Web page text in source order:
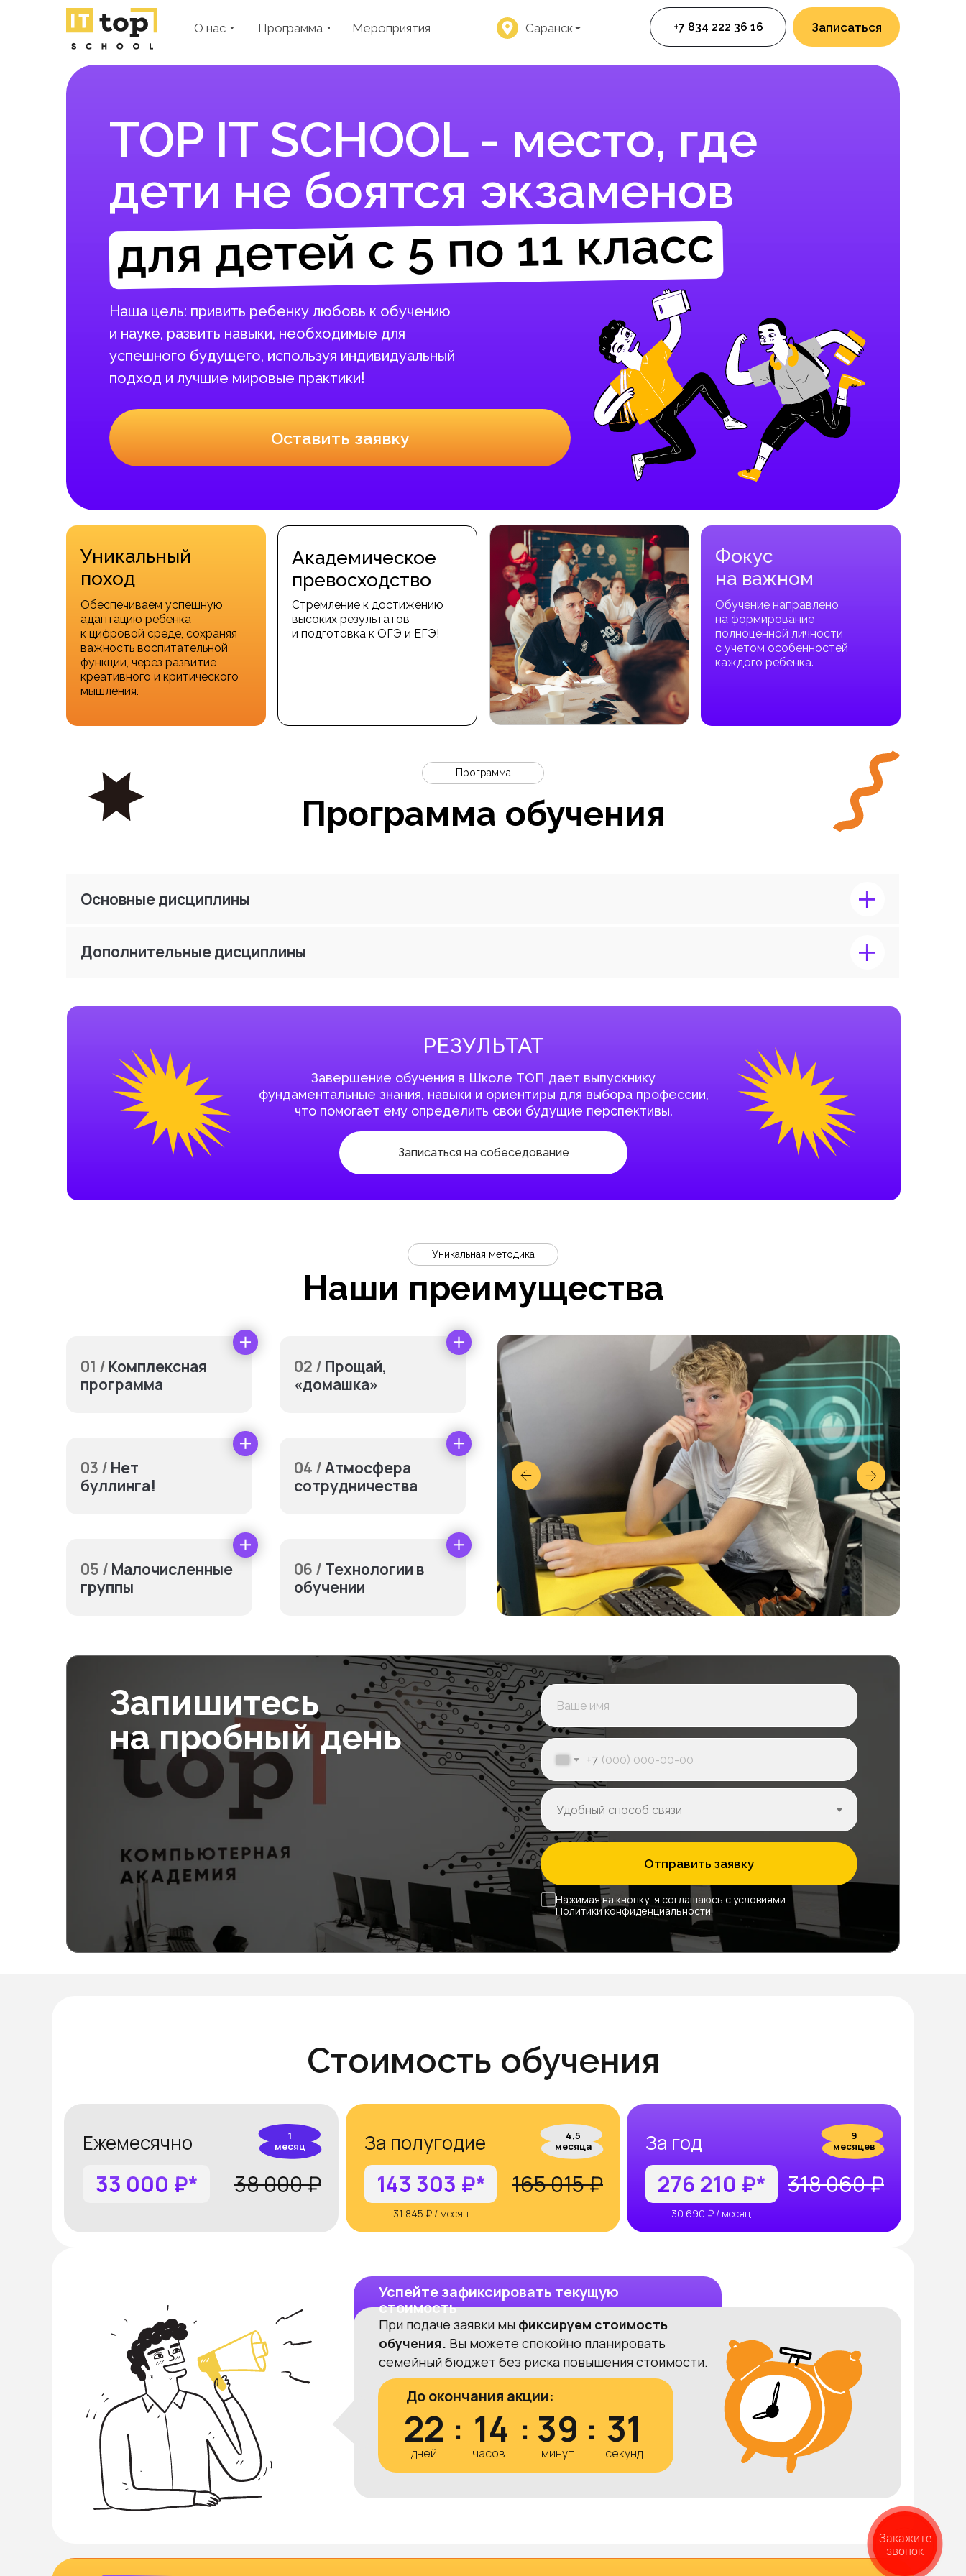
+7 834 222 36 16 Записаться
О нас Программа Мероприятия Саранск
Наша цель: привить ребенку любовь к обучению
и науке, развить навыки, необходимые для
успешного будущего, используя индивидуальный
подход и лучшие мировые практики!
TOP IT SCHOOL - место, где
дети не боятся экзаменов
для детей с 5 по 11 класс
Оставить заявку
Фокус
на важном
Обучение направлено
на формирование
полноценной личности
с учетом особенностей
каждого ребёнка.
Академическое
превосходство
Стремление к достижению
высоких результатов
и подготовка к ОГЭ и ЕГЭ!
Уникальный
поход
Обеспечиваем успешную
адаптацию ребёнка
к цифровой среде, сохраняя
важность воспитательной
функции, через развитие
креативного и критического
мышления.
Программа обучения
Программа
Основные дисциплины +
Дополнительные дисциплины +
РЕЗУЛЬТАТ
Завершение обучения в Школе ТОП дает выпускнику
фундаментальные знания, навыки и ориентиры для выбора профессии,
что помогает ему определить свои будущие перспективы.
Записаться на собеседование
Наши преимущества
Уникальная методика
01 / Комплексная
программа
02 / Прощай,
«домашка»
03 / Нет
буллинга!
04 /Атмосфера
сотрудничества
05 / Малочисленные
группы
06 / Технологии в
обучении
Запишитесь
на пробный день
+7
Отправить заявку
Нажимая на кнопку, я соглашаюсь с условиями
Политики конфиденциальности
Ежемесячно
Оставить заявку
Стоимость обучения
1
месяц
Дополнительно оплачивается
За полугодие
4,5
месяца
За год
9
месяцев
от 14 000₽ 5 000₽
33 000 ₽* 38 000 ₽ 143 303 ₽* 165 015 ₽ 276 210 ₽* 318 060 ₽
31 845 ₽ / месяц 30 690 ₽ / месяц
Дополнительно оплачивается
Питание
10 000₽
Учебники
от 14 000₽
Единоразово Канцелярия
5 000₽
Единоразово Продленка
7 000₽
В месяц
Успейте зафиксировать текущую
стоимость
При подаче заявки мы фиксируем стоимость
обучения. Вы можете спокойно планировать
семейный бюджет без риска повышения стоимости.
До окончания акции:
дней часов минут секунд
22 14 39 30
:
: :
Закажите